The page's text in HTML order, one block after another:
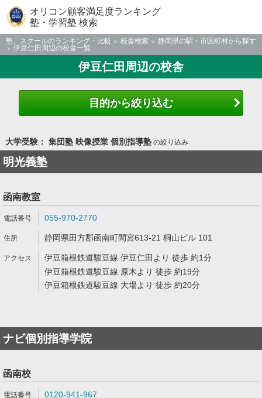
オリコン顧客満足度ランキング
塾・学習塾 検索
塾、スクールのランキング・比較 校舎検索
静岡県の駅・市区町村から探す
伊豆仁田周辺の校舎一覧
伊豆仁田周辺の校舎
目的から絞り込む
大学受験： 集団塾 映像授業 個別指導塾の絞り込み
明光義塾
函南教室
055-970-2770
静岡県田方郡函南町間宮613-21 桐山ビル 101
伊豆箱根鉄道駿豆線 伊豆仁田より 徒歩 約1分
伊豆箱根鉄道駿豆線 原木より 徒歩 約19分
伊豆箱根鉄道駿豆線 大場より 徒歩 約20分
ナビ個別指導学院
函南校
0120-941-967